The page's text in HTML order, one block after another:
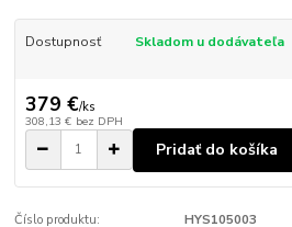
Dostupnosť Skladom u dodávateľa
379 €/ks
308,13 € bez DPH
Pridať do košíka
Číslo produktu:
HYS105003